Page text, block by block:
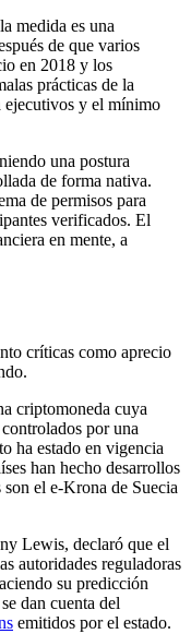
medida es una
de que varios
en 2018 y los
prácticas de la
ejecutivos y el mínimo
una postura
de forma nativa.
de permisos para
verificados. El
en mente, a
críticas como aprecio
criptomoneda cuya
por una
ha estado en vigencia
han hecho desarrollos
el e-Krona de Suecia
Lewis, declaró que el
autoridades reguladoras
su predicción
dan cuenta del
emitidos por el estado.